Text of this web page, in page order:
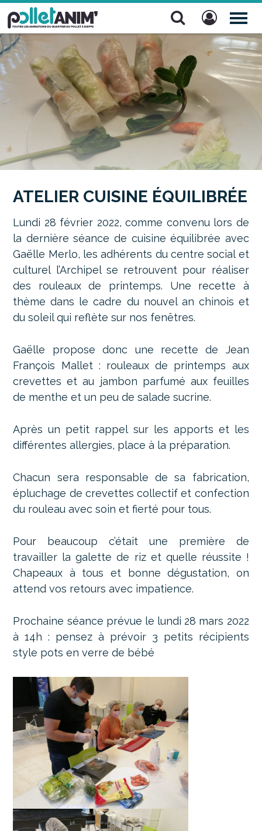
Pollet Anim'
ATELIER CUISINE ÉQUILIBRÉE
Lundi 28 février 2022, comme convenu lors de
la dernière séance de cuisine équilibrée avec
Gaëlle Merlo, les adhérents du centre social et
culturel l’Archipel se retrouvent pour réaliser
des rouleaux de printemps. Une recette à
thème dans le cadre du nouvel an chinois et
du soleil qui reflète sur nos fenêtres.
Gaëlle propose donc une recette de Jean
François Mallet : rouleaux de printemps aux
crevettes et au jambon parfumé aux feuilles
de menthe et un peu de salade sucrine.
Après un petit rappel sur les apports et les
différentes allergies, place à la préparation.
Chacun sera responsable de sa fabrication,
épluchage de crevettes collectif et confection
du rouleau avec soin et fierté pour tous.
Pour beaucoup c’était une première de
travailler la galette de riz et quelle réussite !
Chapeaux à tous et bonne dégustation, on
attend vos retours avec impatience.
Prochaine séance prévue le lundi 28 mars 2022
à 14h : pensez à prévoir 3 petits récipients
style pots en verre de bébé